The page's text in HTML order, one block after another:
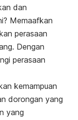
dan
Memaafkan
perasaan
Dengan
perasaan
kemampuan
dorongan yang
yang